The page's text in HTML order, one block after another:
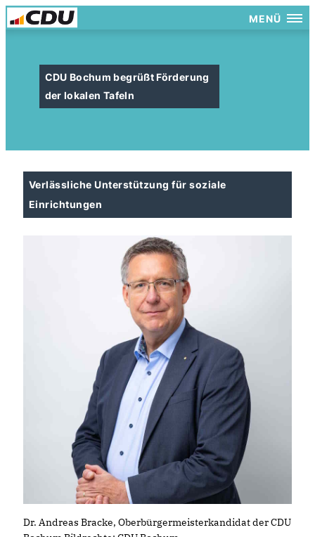
MENÜ
CDU Bochum begrüßt Förderung
der lokalen Tafeln
Verlässliche Unterstützung für soziale
Einrichtungen
Dr. Andreas Bracke, Oberbürgermeisterkandidat der CDU